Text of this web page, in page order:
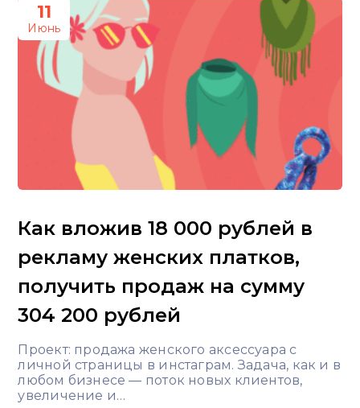
11
Июнь
Как вложив 18 000 рублей в
рекламу женских платков,
получить продаж на сумму
304 200 рублей
Проект: продажа женского аксессуара с
личной страницы в инстаграм. Задача, как и в
любом бизнесе — поток новых клиентов,
увеличение и…